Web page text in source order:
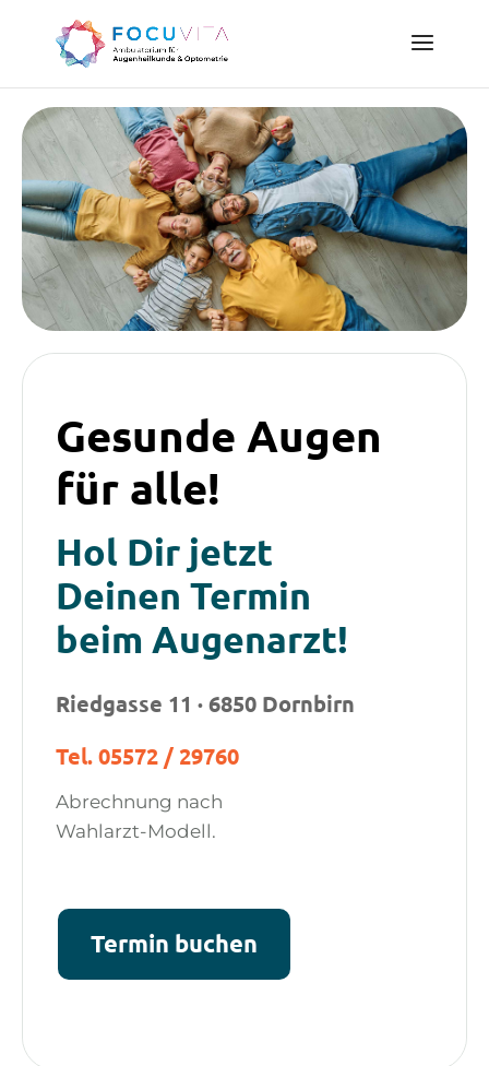
Gesunde Augen
für alle!
Hol Dir jetzt
Deinen Termin
beim Augenarzt!
Riedgasse 11 · 6850 Dornbirn
Tel. 05572 / 29760
Abrechnung nach
Wahlarzt-Modell.
Termin buchen